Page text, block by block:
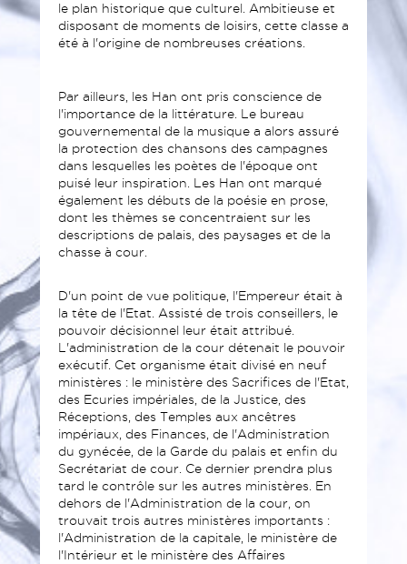
le plan historique que culturel. Ambitieuse et
disposant de moments de loisirs, cette classe a
été à l'origine de nombreuses créations.
Par ailleurs, les Han ont pris conscience de
l'importance de la littérature. Le bureau
gouvernemental de la musique a alors assuré
la protection des chansons des campagnes
dans lesquelles les poètes de l'époque ont
puisé leur inspiration. Les Han ont marqué
également les débuts de la poésie en prose,
dont les thèmes se concentraient sur les
descriptions de palais, des paysages et de la
chasse à cour.
D'un point de vue politique, l'Empereur était à
la tête de l'Etat. Assisté de trois conseillers, le
pouvoir décisionnel leur était attribué.
L'administration de la cour détenait le pouvoir
exécutif. Cet organisme était divisé en neuf
ministères : le ministère des Sacrifices de l'Etat,
des Ecuries impériales, de la Justice, des
Réceptions, des Temples aux ancêtres
impériaux, des Finances, de l'Administration
du gynécée, de la Garde du palais et enfin du
Secrétariat de cour. Ce dernier prendra plus
tard le contrôle sur les autres ministères. En
dehors de l'Administration de la cour, on
trouvait trois autres ministères importants :
l'Administration de la capitale, le ministère de
l'Intérieur et le ministère des Affaires